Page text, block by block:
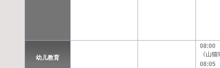
幼儿教育
08:00
《山
08:05